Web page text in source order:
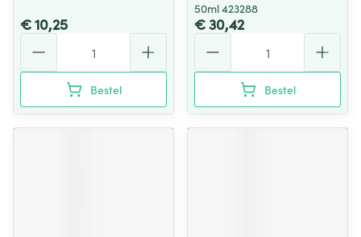
€ 10,25
Bestel
50ml 423288
€ 30,42
Bestel